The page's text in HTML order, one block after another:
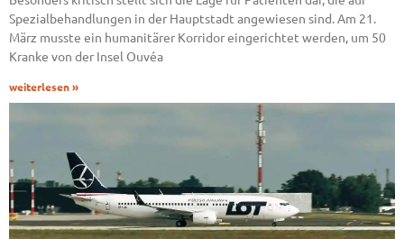
Spezialbehandlungen in der Hauptstadt angewiesen sind. Am 21.
März musste ein humanitärer Korridor eingerichtet werden, um 50
Kranke von der Insel Ouvéa
weiterlesen »